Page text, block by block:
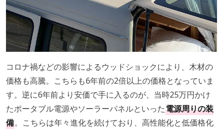
コロナ禍などの影響によるウッドショックにより、木材の
価格も高騰。こちらも6年前の2倍以上の価格となっていま
す。逆に6年前より安価で手に入るのが、当時25万円かけ
たポータブル電源やソーラーパネルといった電源周りの装
備。こちらは年々進化を続けており、高性能化と低価格化